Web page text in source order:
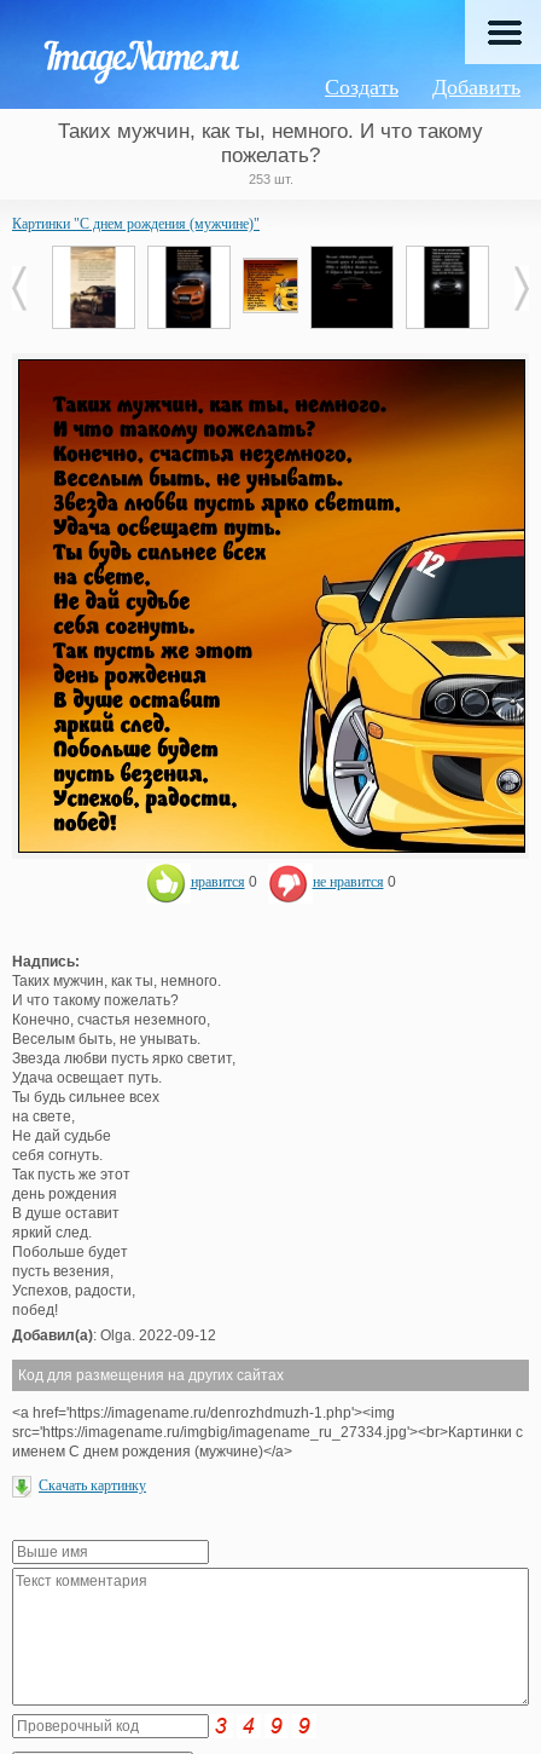
Добавить
Создать
Таких мужчин, как ты, немного. И что такому
пожелать?
253 шт.
Картинки "С днем рождения (мужчине)"
нравится 0 не нравится 0
Надпись:
Таких мужчин, как ты, немного.
И что такому пожелать?
Конечно, счастья неземного,
Веселым быть, не унывать.
Звезда любви пусть ярко светит,
Удача освещает путь.
Ты будь сильнее всех
на свете,
Не дай судьбе
себя согнуть.
Так пусть же этот
день рождения
В душе оставит
яркий след.
Побольше будет
пусть везения,
Успехов, радости,
побед!
Добавил(а): Olga. 2022-09-12
Код для размещения на других сайтах
<a href='https://imagename.ru/denrozhdmuzh-1.php'><img
src='https://imagename.ru/imgbig/imagename_ru_27334.jpg'><br>Картинки с
именем С днем рождения (мужчине)</a>
Скачать картинку